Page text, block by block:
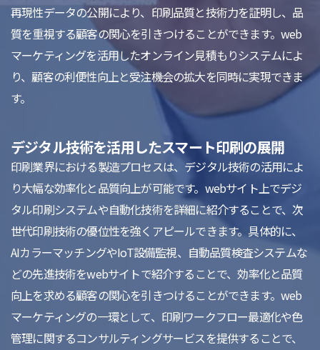
再現性データの公開により、印刷品質と技術力を証明し、品
質を重視する顧客の関心を引きつけることができます。web
マーケティングを活用したオンライン見積もりシステムによ
り、顧客の利便性向上と受注機会の拡大を同時に実現できま
す。
デジタル技術を活用したスマート印刷の展開
印刷業界における製造プロセスは、デジタル技術の活用によ
り大幅な効率化と品質向上が可能です。webサイト上でデジ
タル印刷システムや自動化技術を詳細に紹介することで、次
世代印刷技術の優位性を強くアピールできます。具体的に、
AIカラーマッチングやIoT設備監視、自動品質検査システムな
どの先進技術をwebサイトで紹介することで、効率化と品質
向上を求める顧客の関心を引きつけることができます。web
マーケティングの一環として、印刷ワークフロー最適化や色
管理に関するコンサルティングサービスを提供することで、